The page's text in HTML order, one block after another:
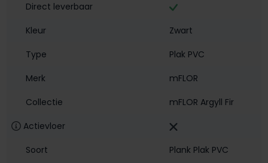
Direct leverbaar
Kleur
Zwart
Type
Plak PVC
Merk
mFLOR
Collectie
mFLOR Argyll Fir
Actievloer
Soort
Plank Plak PVC